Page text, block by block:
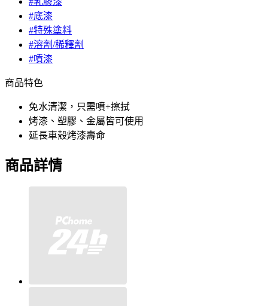
#底漆
#特殊塗料
#溶劑/稀釋劑
#噴漆
商品特色
免水清潔，只需噴+擦拭
烤漆、塑膠、金屬皆可使用
延長車殼烤漆壽命
商品詳情